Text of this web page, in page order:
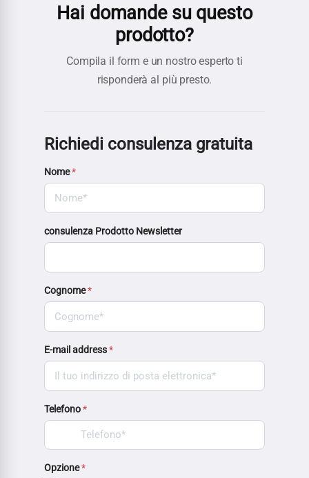
Hai domande su questo
prodotto?
Compila il form e un nostro esperto ti
risponderà al più presto.
Richiedi consulenza gratuita
Nome*
consulenza Prodotto Newsletter
Cognome*
E-mail address*
Telefono*
Opzione*